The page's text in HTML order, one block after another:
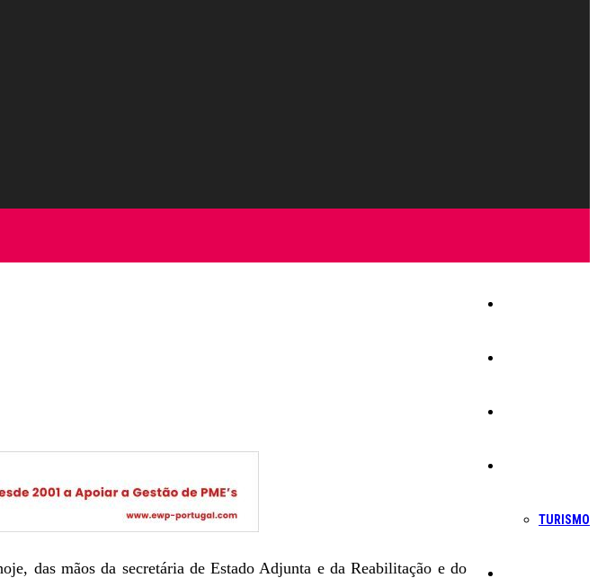
TURISMO
das mãos da secretária de Estado Adjunta e da Reabilitação e do